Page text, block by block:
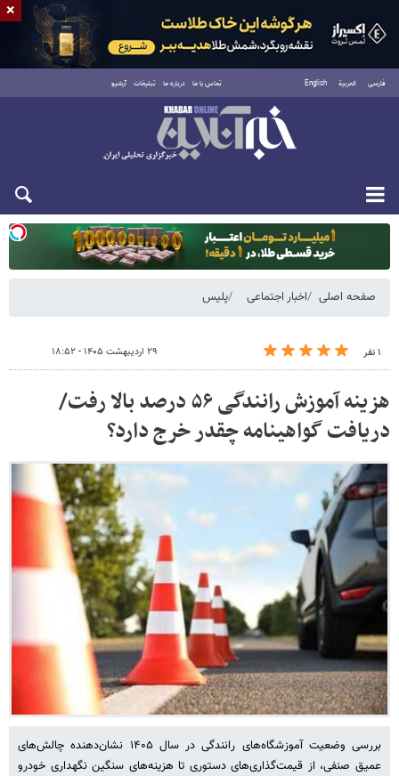
فارسی العربية English تماس با ما درباره ما تبلیغات آرشیو
یکشنبه ۱۸ مرداد ۱۴۰۵
صفحه اصلی اخبار اجتماعی پلیس
۱ نفر ۲۹ اردیبهشت ۱۴۰۵ - ۱۸:۵۲
هزینه آموزش رانندگی ۵۶ درصد بالا رفت/
دریافت گواهینامه چقدر خرج دارد؟
بررسی وضعیت آموزشگاه‌های رانندگی در سال ۱۴۰۵ نشان‌دهنده چالش‌های
عمیق صنفی، از قیمت‌گذاری‌های دستوری تا هزینه‌های سنگین نگهداری خودرو
×